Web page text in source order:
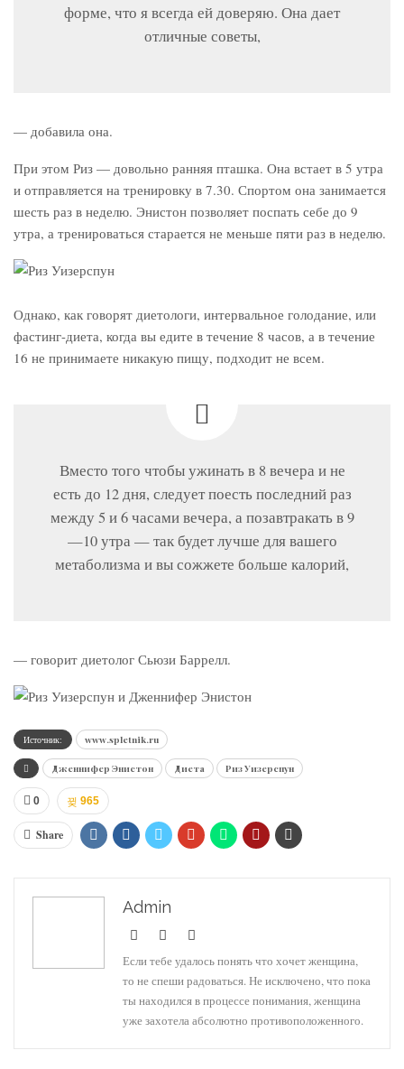
форме, что я всегда ей доверяю. Она дает
отличные советы,
— добавила она.
При этом Риз — довольно ранняя пташка. Она встает в 5 утра
и отправляется на тренировку в 7.30. Спортом она занимается
шесть раз в неделю. Энистон позволяет поспать себе до 9
утра, а тренироваться старается не меньше пяти раз в неделю.
Однако, как говорят диетологи, интервальное голодание, или
фастинг-диета, когда вы едите в течение 8 часов, а в течение
16 не принимаете никакую пищу, подходит не всем.
Вместо того чтобы ужинать в 8 вечера и не
есть до 12 дня, следует поесть последний раз
между 5 и 6 часами вечера, а позавтракать в 9
—10 утра — так будет лучше для вашего
метаболизма и вы сожжете больше калорий,
— говорит диетолог Сьюзи Баррелл.
Источник: www.spletnik.ru
Дженнифер Энистон Диета Риз Уизерспун
0 965
Share
Admin
Если тебе удалось понять что хочет женщина,
то не спеши радоваться. Не исключено, что пока
ты находился в процессе понимания, женщина
уже захотела абсолютно противоположенного.